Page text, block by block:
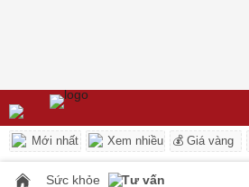
Mới nhất Xem nhiều 💰 Giá vàng
Sức khỏe Tư vấn